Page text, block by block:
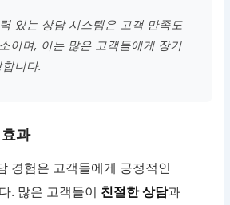
있는 상담 시스템은 고객 만족도
이며, 이는 많은 고객들에게 장기
니다.
과
경험은 고객들에게 긍정적인
. 많은 고객들이 친절한 상담과